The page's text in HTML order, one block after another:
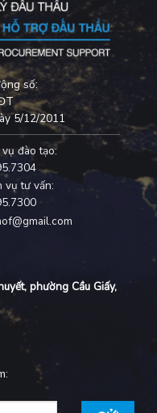
số:
5/12/2011
đào tạo:
vụ tư vấn:
phường Cầu Giấy,